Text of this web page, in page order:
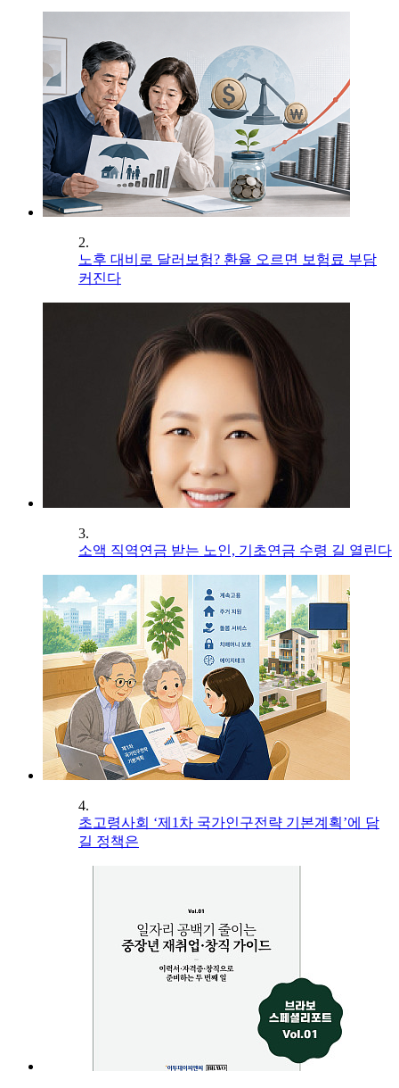
2.
노후 대비로 달러보험? 환율 오르면 보험료 부담
커진다
3.
소액 직역연금 받는 노인, 기초연금 수령 길 열린다
4.
초고령사회 ‘제1차 국가인구전략 기본계획’에 담
길 정책은